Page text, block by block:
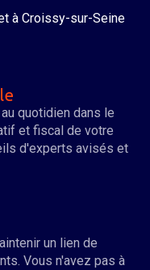
à Croissy-sur-Seine
quotidien dans le
et fiscal de votre
d'experts avisés et
un lien de
Vous n'avez pas à